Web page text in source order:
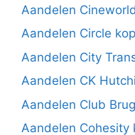
Aandelen
Aandelen Circle
Aandelen City
Aandelen CK
Aandelen Club
Aandelen Cohesity